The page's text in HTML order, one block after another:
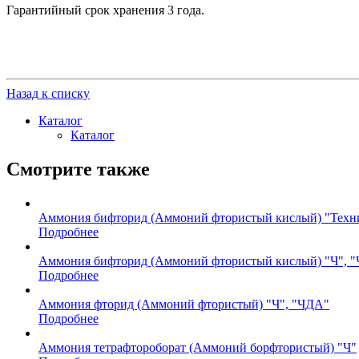
Гарантийный срок хранения 3 года.
Назад к списку
Каталог
Каталог
Смотрите также
Аммония бифторид (Аммоний фтористый кислый)
Подробнее
Аммония бифторид (Аммоний фтористый кислый) "Ч",
Подробнее
Аммония фторид (Аммоний фтористый) "Ч", "ЧДА"
Подробнее
Аммония тетрафтороборат (Аммоний борфтористый) "Ч"